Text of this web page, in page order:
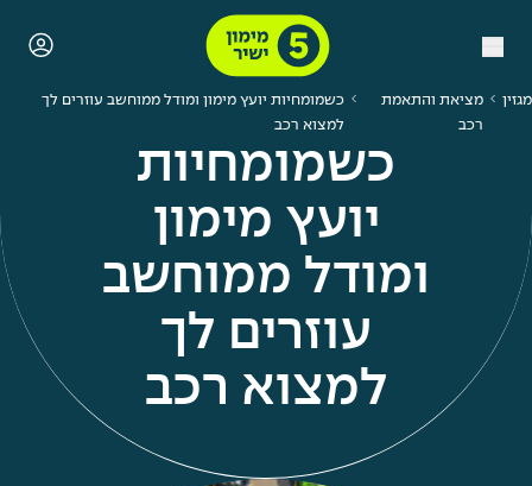
מגזין
מציאת והתאמת
רכב
כשמומחיות יועץ מימון ומודל ממוחשב עוזרים לך
למצוא רכב
כשמומחיות
יועץ מימון
ומודל ממוחשב
עוזרים לך
למצוא רכב